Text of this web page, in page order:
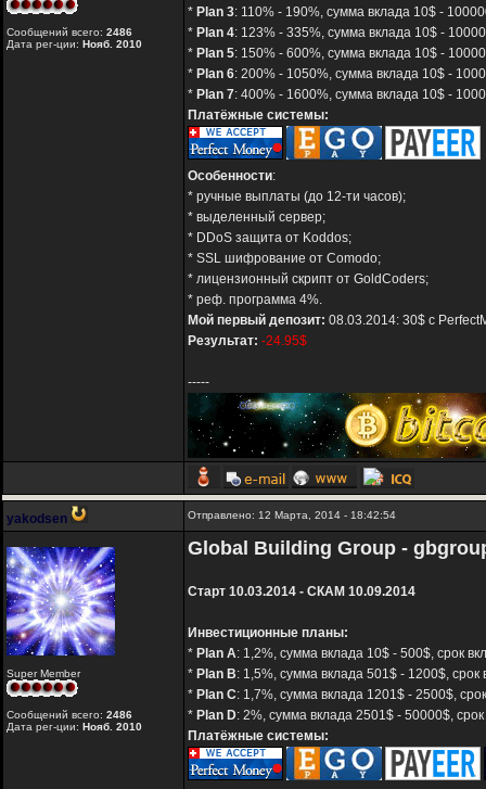
Сообщений всего: 2486
Дата рег-ции: Нояб. 2010
* Plan 3: 110% - 190%, сумма вклада 10$ -
* Plan 4: 123% - 335%, сумма вклада 10$ -
* Plan 5: 150% - 600%, сумма вклада 10$ -
* Plan 6: 200% - 1050%, сумма вклада 10$ -
* Plan 7: 400% - 1600%, сумма вклада 10$ -
Платёжные системы:
Особенности:
* ручные выплаты (до 12-ти часов);
* выделенный сервер;
* DDoS защита от Koddos;
* SSL шифрование от Comodo;
* лицензионный скрипт от GoldCoders;
* реф. программа 4%.
Мой первый депозит: 08.03.2014: 30$ с
Результат: -24.95$
-----
yakodsen Отправлено: 12 Марта, 2014 - 18:42:54
Super Member
Сообщений всего: 2486
Дата рег-ции: Нояб. 2010
Global Building Group -
Старт 10.03.2014 - СКАМ 10.09.2014
Инвестиционные планы:
* Plan A: 1,2%, сумма вклада 10$ - 500$, срок
* Plan B: 1,5%, сумма вклада 501$ - 1200$,
* Plan C: 1,7%, сумма вклада 1201$ - 2500$,
* Plan D: 2%, сумма вклада 2501$ - 50000$,
Платёжные системы: